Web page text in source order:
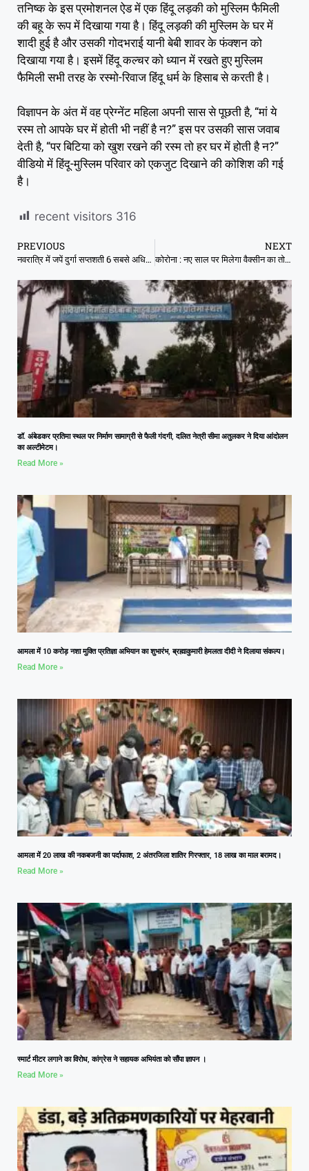
तनिष्क के इस प्रमोशनल ऐड में एक हिंदू लड़की को मुस्लिम फैमिली
की बहू के रूप में दिखाया गया है। हिंदू लड़की की मुस्लिम के घर में
शादी हुई है और उसकी गोदभराई यानी बेबी शावर के फंक्शन को
दिखाया गया है। इसमें हिंदू कल्चर को ध्यान में रखते हुए मुस्लिम
फैमिली सभी तरह के रस्मो-रिवाज हिंदू धर्म के हिसाब से करती है।
विज्ञापन के अंत में वह प्रेग्नेंट महिला अपनी सास से पूछती है, “मां ये
रस्म तो आपके घर में होती भी नहीं है न?” इस पर उसकी सास जवाब
देती है, “पर बिटिया को खुश रखने की रस्म तो हर घर में होती है न?”
वीडियो में हिंदू-मुस्लिम परिवार को एकजुट दिखाने की कोशिश की गई
है।
recent visitors 316
PREVIOUS
नवरात्रि में जपें दुर्गा सप्तशती 6 सबसे अधिक शक्तिशाली मंत्र
NEXT
कोरोना : नए साल पर मिलेगा वैक्सीन का तोहफा, देशभर में डिस्ट्रीब्यूशन की प्लानिंग पर काम शुरू
डॉ. अंबेडकर प्रतिमा स्थल पर निर्माण सामाग्री से फैली गंदगी, दलित नेत्री सीमा अतुलकर ने दिया आंदोलन
का अल्टीमेटम।
Read More »
आमला में 10 करोड़ नशा मुक्ति प्रतिज्ञा अभियान का शुभारंभ, ब्रह्माकुमारी हेमलता दीदी ने दिलाया संकल्प।
Read More »
आमला में 20 लाख की नकबजनी का पर्दाफाश, 2 अंतरजिला शातिर गिरफ्तार, 18 लाख का माल बरामद।
Read More »
स्मार्ट मीटर लगाने का विरोध, कांग्रेस ने सहायक अभियंता को सौंपा ज्ञापन ।
Read More »